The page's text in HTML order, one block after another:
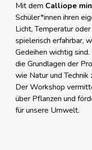
Mit dem Calliope
Schüler*innen ihren
Licht, Temperatur
spielerisch erfahrbar,
Gedeihen wichtig
die Grundlagen der
wie Natur und Technik
Der Workshop
über Pflanzen und
für unsere Umwelt.